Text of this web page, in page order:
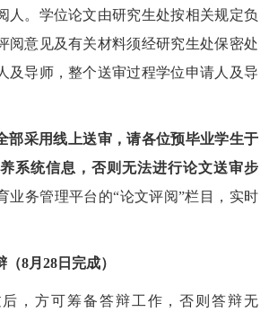
人。学位论文由研究生处按相关规定负
阅意见及有关材料须经研究生处保密处
及导师，整个送审过程学位申请人及导
部采用线上送审，请各位预毕业学生于
系统信息，否则无法进行论文送审步
业务管理平台的“论文评阅”栏目，实时
（8月 28 日完成）
，方可筹备答辩工作，否则答辩无